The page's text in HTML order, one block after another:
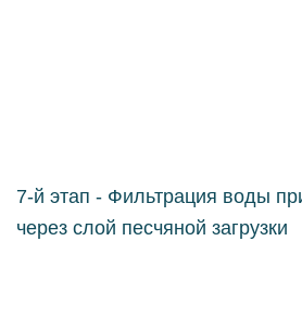
7-й этап - Фильтрация воды
через слой песчяной загрузки